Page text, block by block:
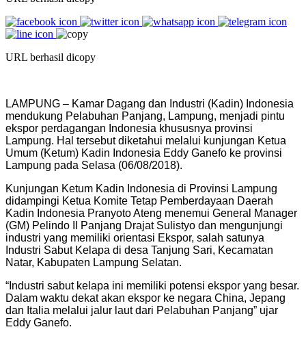
URL berhasil dicopy
LAMPUNG – Kamar Dagang dan Industri (Kadin) Indonesia
mendukung Pelabuhan Panjang, Lampung, menjadi pintu
ekspor perdagangan Indonesia khususnya provinsi
Lampung. Hal tersebut diketahui melalui kunjungan Ketua
Umum (Ketum) Kadin Indonesia Eddy Ganefo ke provinsi
Lampung pada Selasa (06/08/2018).
Kunjungan Ketum Kadin Indonesia di Provinsi Lampung
didampingi Ketua Komite Tetap Pemberdayaan Daerah
Kadin Indonesia Pranyoto Ateng menemui General Manager
(GM) Pelindo II Panjang Drajat Sulistyo dan mengunjungi
industri yang memiliki orientasi Ekspor, salah satunya
Industri Sabut Kelapa di desa Tanjung Sari, Kecamatan
Natar, Kabupaten Lampung Selatan.
“Industri sabut kelapa ini memiliki potensi ekspor yang besar.
Dalam waktu dekat akan ekspor ke negara China, Jepang
dan Italia melalui jalur laut dari Pelabuhan Panjang” ujar
Eddy Ganefo.